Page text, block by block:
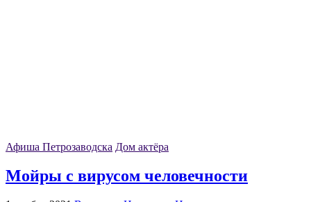
Афиша Петрозаводска Дом актёра
Мойры с вирусом человечности